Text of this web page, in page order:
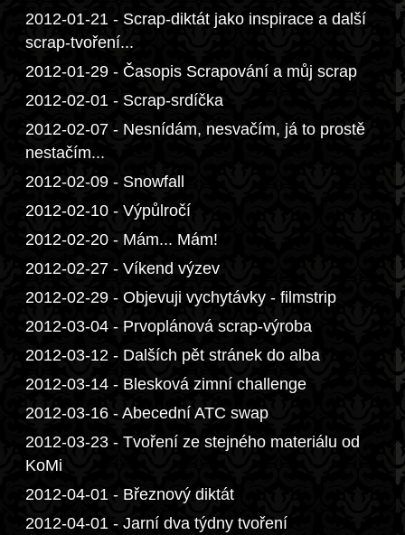
2012-01-21 - Scrap-diktát jako inspirace a další
scrap-tvoření...
2012-01-29 - Časopis Scrapování a můj scrap
2012-02-01 - Scrap-srdíčka
2012-02-07 - Nesnídám, nesvačím, já to prostě
nestačím...
2012-02-09 - Snowfall
2012-02-10 - Výpůlročí
2012-02-20 - Mám... Mám!
2012-02-27 - Víkend výzev
2012-02-29 - Objevuji vychytávky - filmstrip
2012-03-04 - Prvoplánová scrap-výroba
2012-03-12 - Dalších pět stránek do alba
2012-03-14 - Blesková zimní challenge
2012-03-16 - Abecední ATC swap
2012-03-23 - Tvoření ze stejného materiálu od
KoMi
2012-04-01 - Březnový diktát
2012-04-01 - Jarní dva týdny tvoření